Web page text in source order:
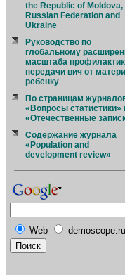
the Republic of Moldova,
Russian Federation and
Ukraine
Руководство по
глобальному
масштаба
передачи вич от матери
ребенку
По страницам
«Вопросы статистики»
«Отечественные
Содержание журнала
«Population and
development review»
Web demoscope.ru